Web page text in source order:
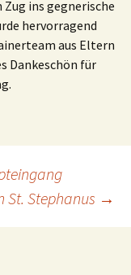
Zug ins gegnerische
hervorragend
aus Eltern
Dankeschön für
St. Stephanus →